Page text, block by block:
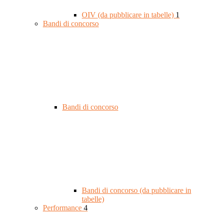
OIV (da pubblicare in tabelle) 1
Bandi di concorso
Bandi di concorso
Bandi di concorso (da pubblicare in
tabelle)
Performance 4